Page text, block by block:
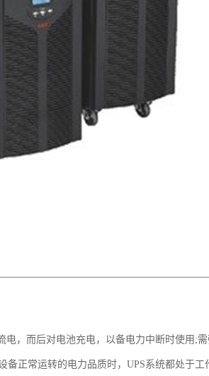
，而后对电池充电，以备电力中断时使用;
正常运转的电力品质时，UPS系统都处于